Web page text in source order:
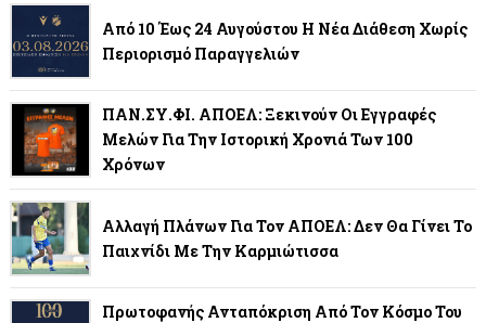
Από 10 Έως 24 Αυγούστου Η Νέα Διάθεση Χωρίς
Περιορισμό Παραγγελιών
ΠΑΝ.ΣΥ.ΦΙ. ΑΠΟΕΛ: Ξεκινούν Οι Εγγραφές
Μελών Για Την Ιστορική Χρονιά Των 100
Χρόνων
Αλλαγή Πλάνων Για Τον ΑΠΟΕΛ: Δεν Θα Γίνει Το
Παιχνίδι Με Την Καρμιώτισσα
Πρωτοφανής Ανταπόκριση Από Τον Κόσμο Του